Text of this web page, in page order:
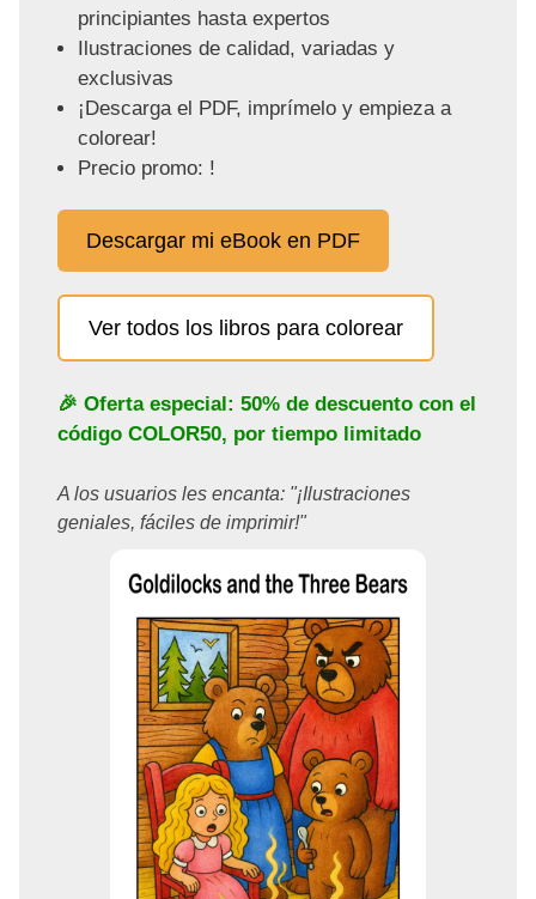
principiantes hasta expertos
Ilustraciones de calidad, variadas y
exclusivas
¡Descarga el PDF, imprímelo y empieza a
colorear!
Precio promo: !
Descargar mi eBook en PDF
Ver todos los libros para colorear
🎉 Oferta especial: 50% de descuento con el
código COLOR50, por tiempo limitado
A los usuarios les encanta: "¡Ilustraciones
geniales, fáciles de imprimir!"